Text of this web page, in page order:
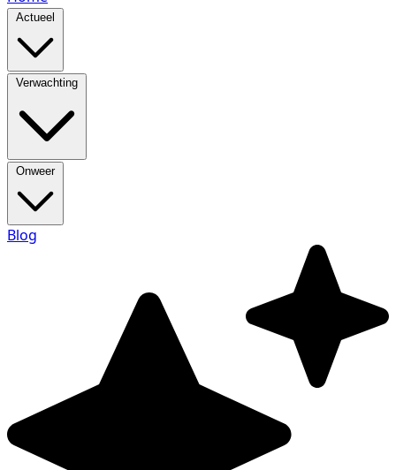
Actueel
Verwachting
Onweer
Blog